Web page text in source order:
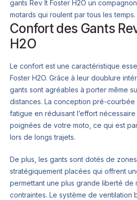
gants Rev It Foster H2O un
motards qui roulent par tous les temps.
Confort des Gants
H2O
Le confort est une caractéristique
Foster H2O. Grâce à leur doublure
gants sont agréables à porter même
distances. La conception pré-courbée
fatigue en réduisant l’effort
poignées de votre moto, ce qui est
lors de longs trajets.
De plus, les gants sont dotés de
stratégiquement placées qui offrent
permettant une plus grande liberté de
contraintes. Le système de ventilation